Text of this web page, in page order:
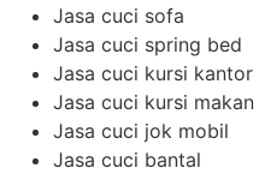
Jasa cuci sofa
Jasa cuci spring bed
Jasa cuci kursi kantor
Jasa cuci kursi makan
Jasa cuci jok mobil
Jasa cuci bantal